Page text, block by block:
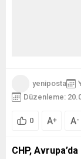
yeniposta
Düzenleme:
0 A+ A-
CHP,